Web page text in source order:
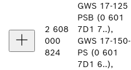
2 608
000
824
GWS 17-125
PSB (0 601
7D1 7..),
GWS 17-150
PS (0 601
7D1 6..),
-